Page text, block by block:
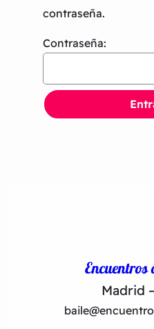
contraseña.
Contraseña:
Encuentros
Madrid